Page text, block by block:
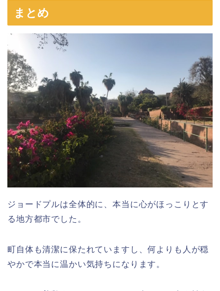
まとめ
ジョードプルは全体的に、本当に心がほっこりとす
る地方都市でした。
町自体も清潔に保たれていますし、何よりも人が穏
やかで本当に温かい気持ちになります。